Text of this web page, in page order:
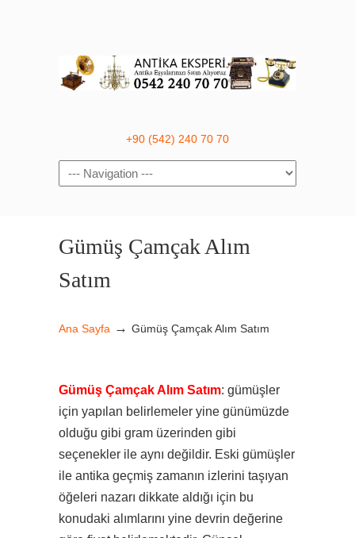
+90 (542) 240 70 70
Navigation
Gümüş Çamçak Alım
Satım
Ana Sayfa → Gümüş Çamçak Alım Satım
Gümüş Çamçak Alım Satım: gümüşler
için yapılan belirlemeler yine günümüzde
olduğu gibi gram üzerinden gibi
seçenekler ile aynı değildir. Eski gümüşler
ile antika geçmiş zamanın izlerini taşıyan
öğeleri nazarı dikkate aldığı için bu
konudaki alımlarını yine devrin değerine